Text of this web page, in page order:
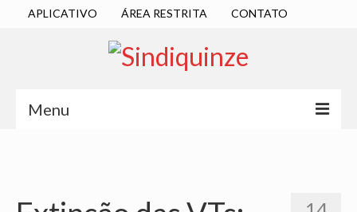
APLICATIVO ÁREA RESTRITA CONTATO
Menu